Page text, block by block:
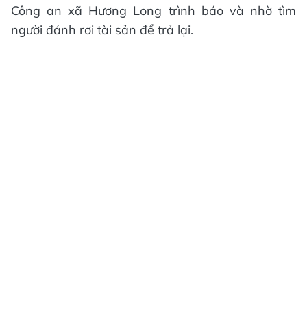
Công an xã Hương Long trình báo và nhờ tìm
người đánh rơi tài sản để trả lại.